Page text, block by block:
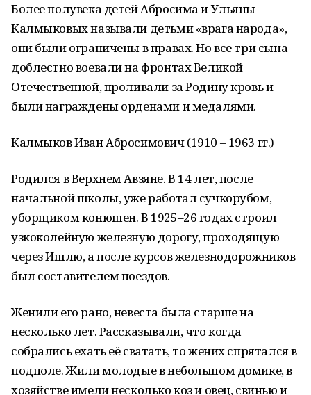
Более полувека детей Абросима и Ульяны
Калмыковых называли детьми «врага народа»,
они были ограничены в правах. Но все три сына
доблестно воевали на фронтах Великой
Отечественной, проливали за Родину кровь и
были награждены орденами и медалями.
Калмыков Иван Абросимович (1910 – 1963 гг.)
Родился в Верхнем Авзяне. В 14 лет, после
начальной школы, уже работал сучкорубом,
уборщиком конюшен. В 1925–26 годах строил
узкоколейную железную дорогу, проходящую
через Ишлю, а после курсов железнодорожников
был составителем поездов.
Женили его рано, невеста была старше на
несколько лет. Рассказывали, что когда
собрались ехать её сватать, то жених спрятался в
подполе. Жили молодые в небольшом домике, в
хозяйстве имели несколько коз и овец, свинью и